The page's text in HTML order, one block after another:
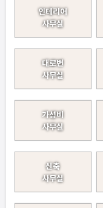
인테리어
사무실
대로변
사무실
가성비
사무실
신축
사무실